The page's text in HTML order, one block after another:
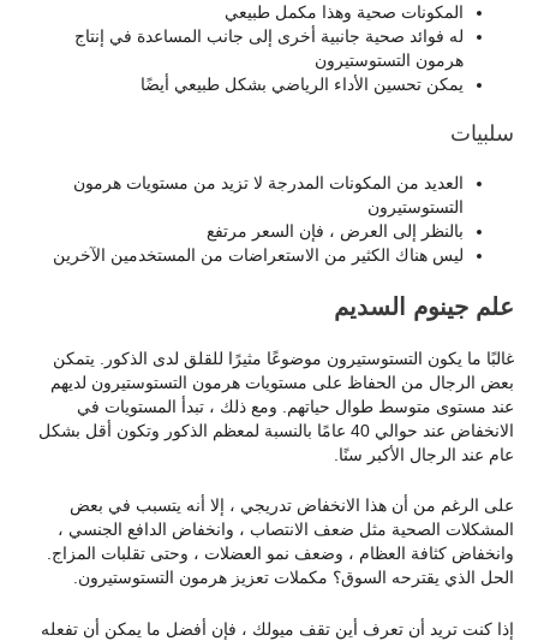
المكونات صحية وهذا مكمل طبيعي
له فوائد صحية جانبية أخرى إلى جانب المساعدة في إنتاج
هرمون التستوستيرون
يمكن تحسين الأداء الرياضي بشكل طبيعي أيضًا
سلبيات
العديد من المكونات المدرجة لا تزيد من مستويات هرمون
التستوستيرون
بالنظر إلى العرض ، فإن السعر مرتفع
ليس هناك الكثير من الاستعراضات من المستخدمين الآخرين
علم جينوم السديم
غالبًا ما يكون التستوستيرون موضوعًا مثيرًا للقلق لدى الذكور. يتمكن
بعض الرجال من الحفاظ على مستويات هرمون التستوستيرون لديهم
عند مستوى متوسط طوال حياتهم. ومع ذلك ، تبدأ المستويات في
الانخفاض عند حوالي 40 عامًا بالنسبة لمعظم الذكور وتكون أقل بشكل
عام عند الرجال الأكبر سنًا.
على الرغم من أن هذا الانخفاض تدريجي ، إلا أنه يتسبب في بعض
المشكلات الصحية مثل ضعف الانتصاب ، وانخفاض الدافع الجنسي ،
وانخفاض كثافة العظام ، وضعف نمو العضلات ، وحتى تقلبات المزاج.
الحل الذي يقترحه السوق؟ مكملات تعزيز هرمون التستوستيرون.
إذا كنت تريد أن تعرف أين تقف ميولك ، فإن أفضل ما يمكن أن تفعله